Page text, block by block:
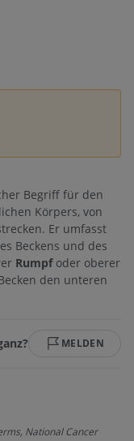
Begriff für den
Körpers, von
Er umfasst
Beckens und des
Rumpfoder oberer
den unteren
MELDEN
National Cancer